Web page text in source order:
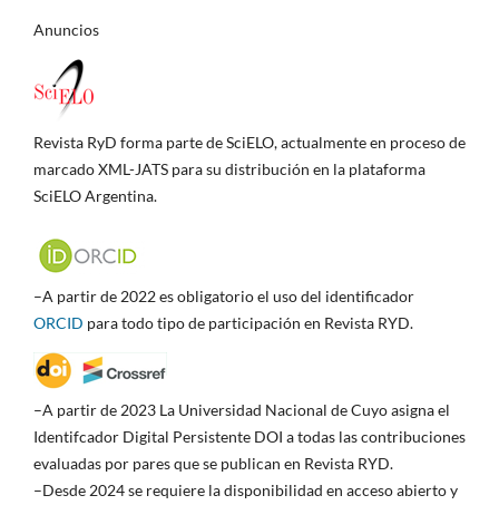
Anuncios
Revista RyD forma parte de SciELO, actualmente en proceso de
marcado XML-JATS para su distribución en la plataforma
SciELO Argentina.
–A partir de 2022 es obligatorio el uso del identificador
ORCID para todo tipo de participación en Revista RYD.
–A partir de 2023 La Universidad Nacional de Cuyo asigna el
Identifcador Digital Persistente DOI a todas las contribuciones
evaluadas por pares que se publican en Revista RYD.
–Desde 2024 se requiere la disponibilidad en acceso abierto y